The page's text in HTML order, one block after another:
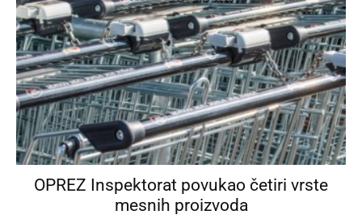
OPREZ Inspektorat povukao četiri vrste
mesnih proizvoda